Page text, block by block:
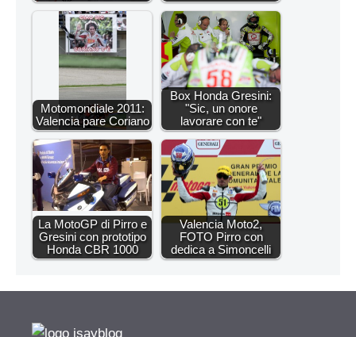
Motomondiale 2011:
Valencia pare Coriano
Box Honda Gresini:
"Sic, un onore
lavorare con te"
La MotoGP di Pirro e
Gresini con prototipo
Honda CBR 1000
Valencia Moto2,
FOTO Pirro con
dedica a Simoncelli